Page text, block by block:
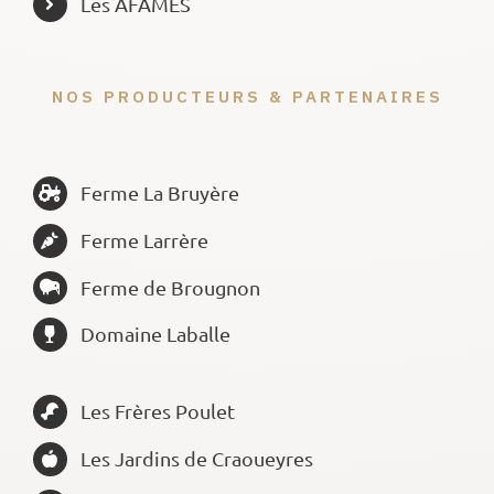
NOS PRODUCTEURS & PARTENAIRES
Ferme La Bruyère
Ferme Larrère
Ferme de Brougnon
Domaine Laballe
Les Frères Poulet
Les Jardins de Craoueyres